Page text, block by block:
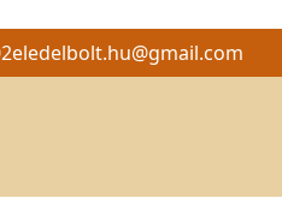
eledelbolt.hu@gmail.com